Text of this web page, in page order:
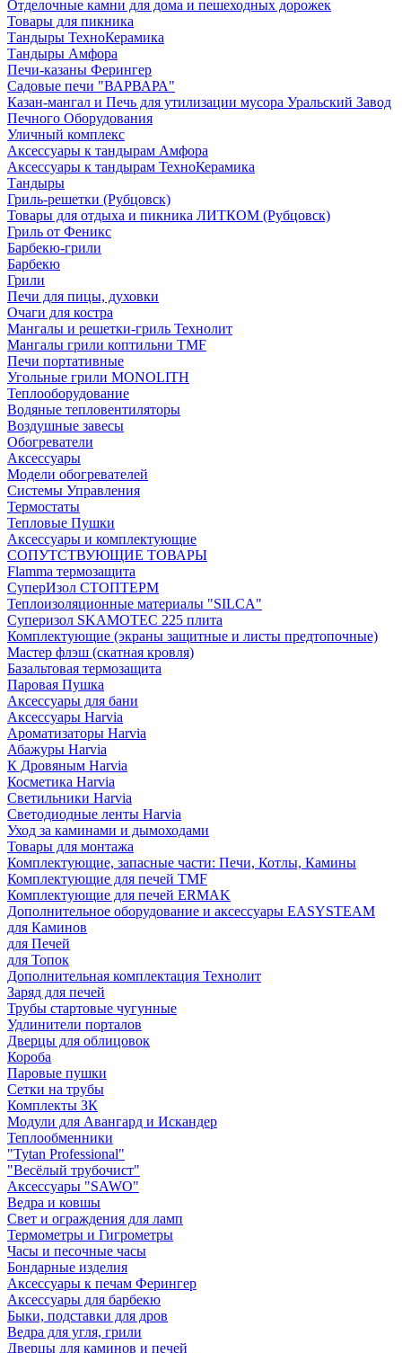
Отделочные камни для дома и пешеходных дорожек
Товары для пикника
Тандыры ТехноКерамика
Тандыры Амфора
Печи-казаны Ферингер
Садовые печи "ВАРВАРА"
Казан-мангал и Печь для утилизации мусора Уральский Завод
Печного Оборудования
Уличный комплекс
Аксессуары к тандырам Амфора
Аксессуары к тандырам ТехноКерамика
Тандыры
Гриль-решетки (Рубцовск)
Товары для отдыха и пикника ЛИТКОМ (Рубцовск)
Гриль от Феникс
Барбекю-грили
Барбекю
Грили
Печи для пицы, духовки
Очаги для костра
Мангалы и решетки-гриль Технолит
Мангалы грили коптильни TMF
Печи портативные
Угольные грили MONOLITH
Теплооборудование
Водяные тепловентиляторы
Воздушные завесы
Обогреватели
Аксессуары
Модели обогревателей
Системы Управления
Термостаты
Тепловые Пушки
Аксессуары и комплектующие
СОПУТСТВУЮЩИЕ ТОВАРЫ
Flamma термозащита
СуперИзол СТОПТЕРМ
Теплоизоляционные материалы "SILCA"
Суперизол SKAMOTEC 225 плита
Комплектующие (экраны защитные и листы предтопочные)
Мастер флэш (скатная кровля)
Базальтовая термозащита
Паровая Пушка
Аксессуары для бани
Аксессуары Harvia
Ароматизаторы Harvia
Абажуры Harvia
К Дровяным Harvia
Косметика Harvia
Светильники Harvia
Светодиодные ленты Harvia
Уход за каминами и дымоходами
Товары для монтажа
Комплектующие, запасные части: Печи, Котлы, Камины
Комплектующие для печей TMF
Комплектующие для печей ERMAK
Дополнительное оборудование и аксессуары EASYSTEAM
для Каминов
для Печей
для Топок
Дополнительная комплектация Технолит
Заряд для печей
Трубы стартовые чугунные
Удлинители порталов
Дверцы для облицовок
Короба
Паровые пушки
Сетки на трубы
Комплекты ЗК
Модули для Авангард и Искандер
Теплообменники
"Tytan Professional"
"Весёлый трубочист"
Аксессуары "SAWO"
Ведра и ковшы
Свет и ограждения для ламп
Термометры и Гигрометры
Часы и песочные часы
Бондарные изделия
Аксессуары к печам Ферингер
Аксессуары для барбекю
Быки, подставки для дров
Ведра для угля, грили
Дверцы для каминов и печей